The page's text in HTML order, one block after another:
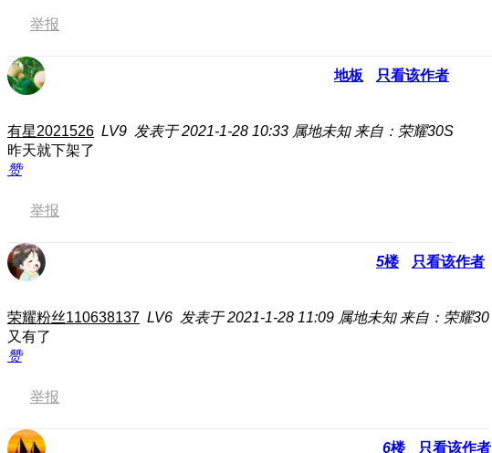
举报
地板 只看该作者
有星2021526 LV9 发表于 2021-1-28 10:33 属地未知 来自：荣耀30S
昨天就下架了
赞
举报
5楼 只看该作者
荣耀粉丝110638137 LV6 发表于 2021-1-28 11:09 属地未知 来自：荣耀30
又有了
赞
举报
6楼 只看该作者